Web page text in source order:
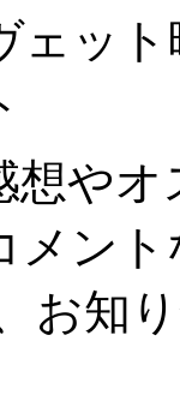
ェッ
想や
メン
お知